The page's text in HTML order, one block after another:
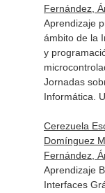
Fernández,
Aprendizaje
ámbito de la
y
Jornadas
Informática.
Cerezuela
Domínguez
Fernández,
Aprendizaje
Interfaces